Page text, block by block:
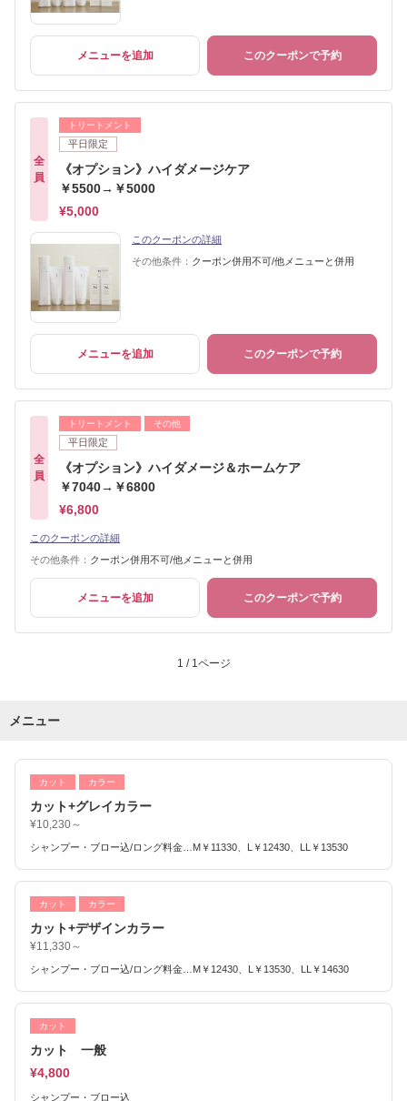
メニューを追加 このクーポンで予約
全
員
トリートメント
平日限定
《オプション》ハイダメージケア
￥5500→￥5000
¥5,000
このクーポンの詳細
その他条件： クーポン併用不可/他メニューと併用
メニューを追加 このクーポンで予約
全
員
トリートメント その他
平日限定
《オプション》ハイダメージ＆ホームケア
￥7040→￥6800
¥6,800
このクーポンの詳細
その他条件： クーポン併用不可/他メニューと併用
メニューを追加 このクーポンで予約
1 / 1ページ
メニュー
カット カラー
カット+グレイカラー
¥10,230～
シャンプー・ブロー込/ロング料金…M￥11330、L￥12430、LL￥13530
カット カラー
カット+デザインカラー
¥11,330～
シャンプー・ブロー込/ロング料金…M￥12430、L￥13530、LL￥14630
カット
カット 一般
¥4,800
シャンプー・ブロー込